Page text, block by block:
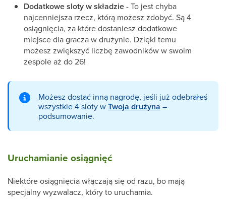
Dodatkowe sloty w składzie- To jest chyba
najcenniejsza rzecz, którą możesz zdobyć. Są 4
osiągnięcia, za które dostaniesz dodatkowe
miejsce dla gracza w drużynie. Dzięki temu
możesz zwiększyć liczbę zawodników w swoim
zespole aż do 26!
Możesz dostać inną nagrodę, jeśli już odebrałeś
wszystkie 4 sloty wTwoja drużyna –
podsumowanie.
Uruchamianie osiągnięć
Niektóre osiągnięcia włączają się od razu, bo mają
specjalny wyzwalacz, który to uruchamia.